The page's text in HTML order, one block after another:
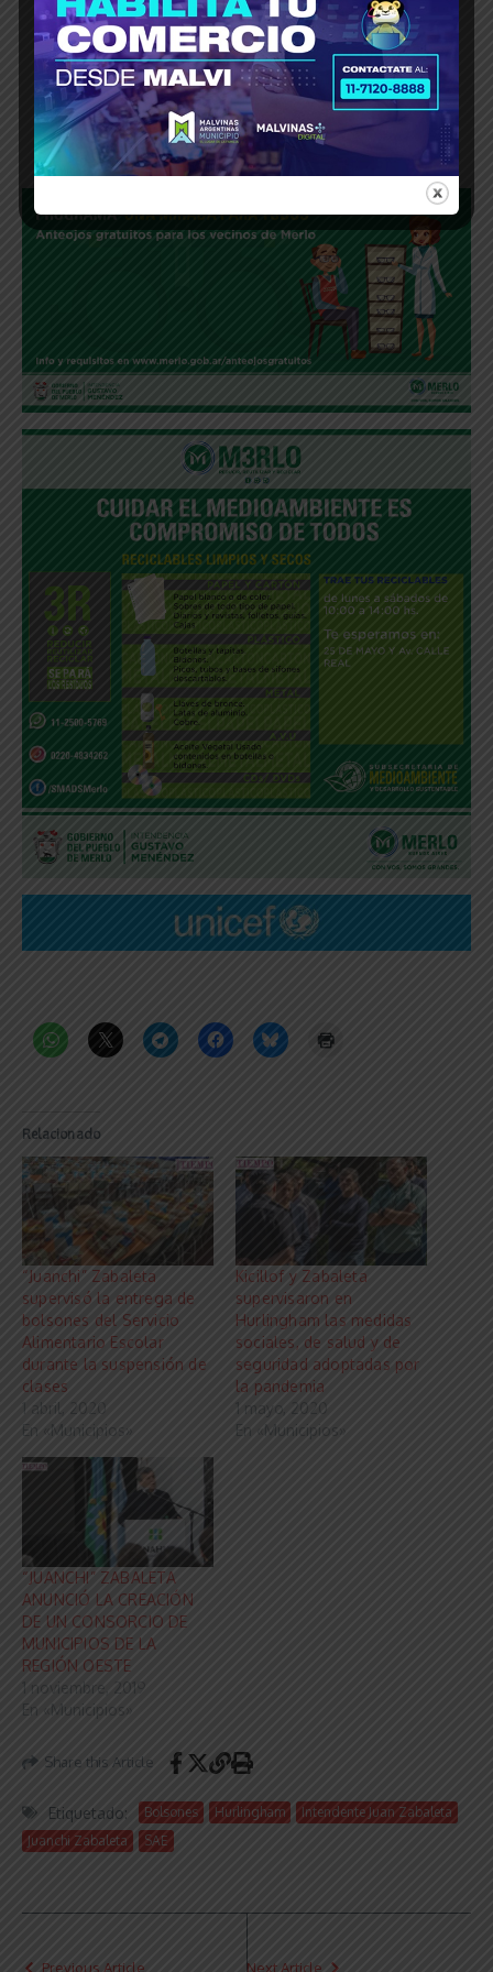
Relacionado
“Juanchi” Zabaleta
supervisó la entrega de
bolsones del Servicio
Alimentario Escolar
durante la suspensión de
clases
1 abril, 2020
En «Municipios»
Kicillof y Zabaleta
supervisaron en
Hurlingham las medidas
sociales, de salud y de
seguridad adoptadas por
la pandemia
1 mayo, 2020
En «Municipios»
“JUANCHI” ZABALETA
ANUNCIÓ LA CREACIÓN
DE UN CONSORCIO DE
MUNICIPIOS DE LA
REGIÓN OESTE
1 noviembre, 2019
En «Municipios»
Share this Article
Etiquetado: Bolsones Hurlingham
Intendente Juan Zabaleta
Juanchi Zabaleta
SAE
Previous Article Next Article